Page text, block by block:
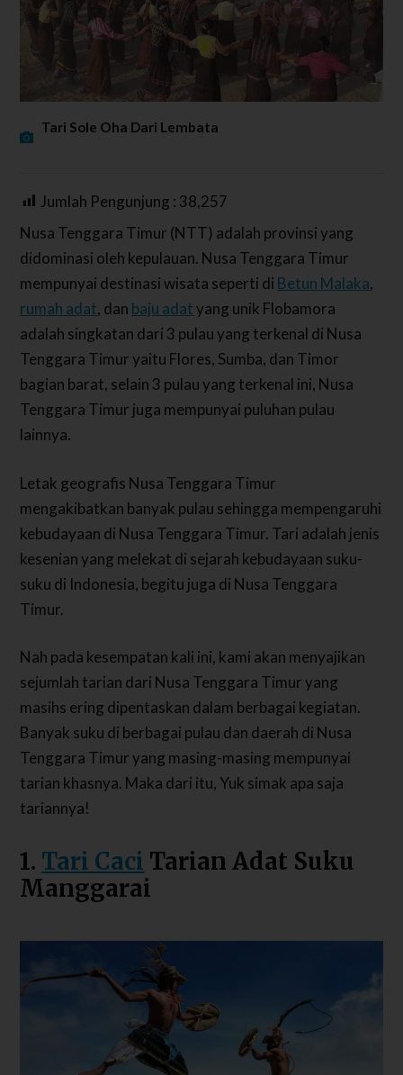
Tari Sole Oha Dari Lembata
Jumlah Pengunjung : 38,257
Nusa Tenggara Timur (NTT) adalah provinsi yang
didominasi oleh kepulauan. Nusa Tenggara Timur
mempunyai destinasi wisata seperti di Betun Malaka,
rumah adat, dan baju adatyang unik Flobamora
adalah singkatan dari 3 pulau yang terkenal di Nusa
Tenggara Timur yaitu Flores, Sumba, dan Timor
bagian barat, selain 3 pulau yang terkenal ini, Nusa
Tenggara Timur juga mempunyai puluhan pulau
lainnya.
Letak geografis Nusa Tenggara Timur
mengakibatkan banyak pulau sehingga mempengaruhi
kebudayaan di Nusa Tenggara Timur. Tari adalah jenis
kesenian yang melekat di sejarah kebudayaan suku-
suku di Indonesia, begitu juga di Nusa Tenggara
Timur.
Nah pada kesempatan kali ini, kami akan menyajikan
sejumlah tarian dari Nusa Tenggara Timur yang
masihs ering dipentaskan dalam berbagai kegiatan.
Banyak suku di berbagai pulau dan daerah di Nusa
Tenggara Timur yang masing-masing mempunyai
tarian khasnya. Maka dari itu, Yuk simak apa saja
tariannya!
1. Tari Caci Tarian Adat Suku
Manggarai